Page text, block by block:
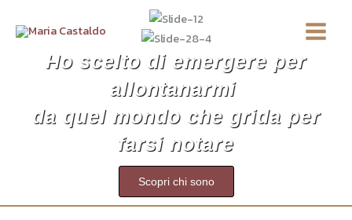
Menu
Ho scelto di emergere per
allontanarmi
da quel mondo che grida per
farsi notare
Scopri chi sono